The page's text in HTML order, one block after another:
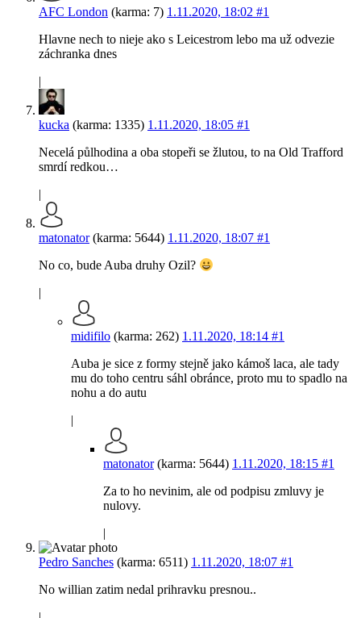
AFC London (karma: 7) 1.11.2020, 18:02 #1
Hlavne nech to nieje ako s Leicestrom lebo ma už odvezie
záchranka dnes
|
kucka (karma: 1335) 1.11.2020, 18:05 #1
Necelá půlhodina a oba stopeři se žlutou, to na Old Trafford
smrdí redkou…
|
matonator(karma: 5644) 1.11.2020, 18:07 #1
No co, bude Auba druhy Ozil?
|
midifilo (karma: 262) 1.11.2020, 18:14 #1
Auba je sice z formy stejně jako kámoš laca, ale tady
mu do toho centru sáhl obránce, proto mu to spadlo na
nohu a do autu
|
matonator(karma: 5644) 1.11.2020, 18:15 #1
Za to ho nevinim, ale od podpisu zmluvy je
nulovy.
|
Pedro Sanches (karma: 6511) 1.11.2020, 18:07 #1
No willian zatim nedal prihravku presnou..